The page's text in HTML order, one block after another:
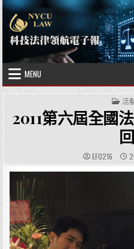
Skip to content
MENU
活
2011第六屆全國
AUTHOR:
EF0216